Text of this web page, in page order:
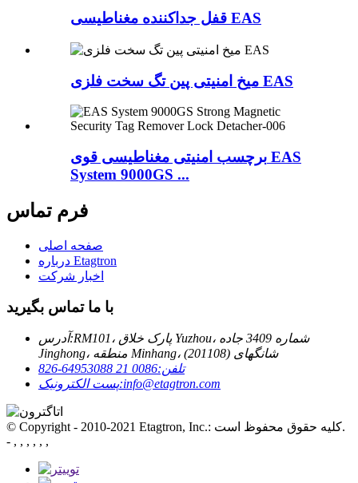
قفل جداکننده مغناطیسی EAS
میخ امنیتی پین تگ سخت فلزی EAS
برچسب امنیتی مغناطیسی قوی EAS
System 9000GS ...
فرم تماس
صفحه اصلی
درباره Etagtron
اخبار شرکت
با ما تماس بگیرید
آدرس:RM101، پارک خلاق Yuzhou، شماره 3409 جاده
Jinghong، منطقه Minhang، شانگهای (201108)
تلفن:0086 21 64953088-826
پست الکترونیک:info@etagtron.com
© Copyright - 2010-2021 Etagtron, Inc.: کلیه حقوق محفوظ است.
- , , , , , ,